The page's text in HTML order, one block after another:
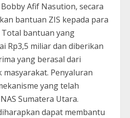
Afif Nasution, secara
bantuan ZIS kepada para
bantuan yang
Rp3,5 miliar dan diberikan
yang berasal dari
Penyaluran
yang telah
Sumatera Utara.
dapat membantu